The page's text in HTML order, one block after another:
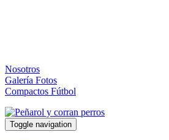
Nosotros
Galería Fotos
Compactos Fútbol
Toggle navigation